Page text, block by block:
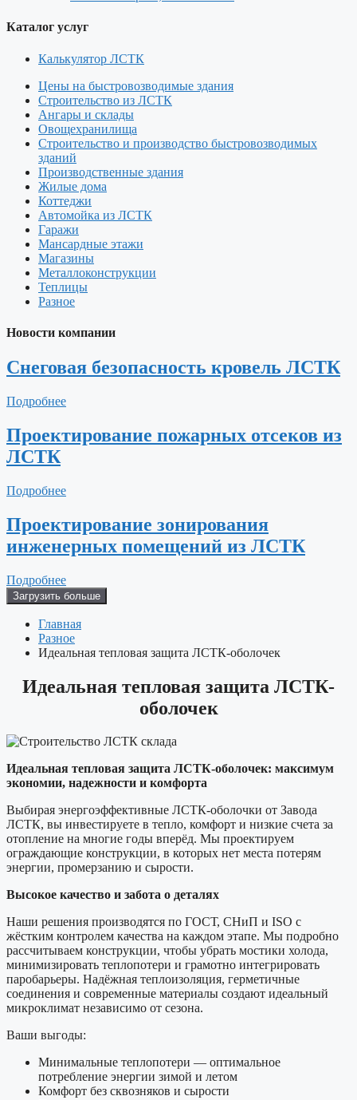
Каталог услуг
Калькулятор ЛСТК
Цены на быстровозводимые здания
Строительство из ЛСТК
Ангары и склады
Овощехранилища
Строительство и производство быстровозводимых
зданий
Производственные здания
Жилые дома
Коттеджи
Автомойка из ЛСТК
Гаражи
Мансардные этажи
Магазины
Металлоконструкции
Теплицы
Разное
Новости компании
Снеговая безопасность кровель ЛСТК
Подробнее
Проектирование пожарных отсеков из
ЛСТК
Подробнее
Проектирование зонирования
инженерных помещений из ЛСТК
Подробнее
Загрузить больше
Главная
Разное
Идеальная тепловая защита ЛСТК-оболочек
Идеальная тепловая защита ЛСТК-
оболочек
Идеальная тепловая защита ЛСТК-оболочек: максимум
экономии, надежности и комфорта
Выбирая энергоэффективные ЛСТК-оболочки от Завода
ЛСТК, вы инвестируете в тепло, комфорт и низкие счета за
отопление на многие годы вперёд. Мы проектируем
ограждающие конструкции, в которых нет места потерям
энергии, промерзанию и сырости.
Высокое качество и забота о деталях
Наши решения производятся по ГОСТ, СНиП и ISO с
жёстким контролем качества на каждом этапе. Мы подробно
рассчитываем конструкции, чтобы убрать мостики холода,
минимизировать теплопотери и грамотно интегрировать
паробарьеры. Надёжная теплоизоляция, герметичные
соединения и современные материалы создают идеальный
микроклимат независимо от сезона.
Ваши выгоды:
Минимальные теплопотери — оптимальное
потребление энергии зимой и летом
Комфорт без сквозняков и сырости